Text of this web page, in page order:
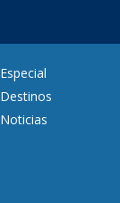
Especial
Destinos
Noticias